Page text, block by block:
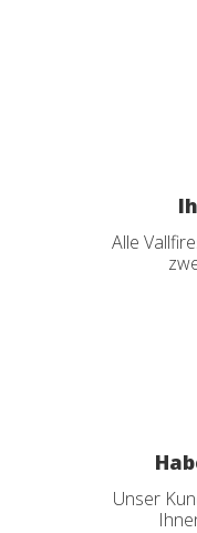
Alle
Unser
der Analyse der
Verbesserungen
die Qualität unserer
Marketing und
Surfgewohnheiten